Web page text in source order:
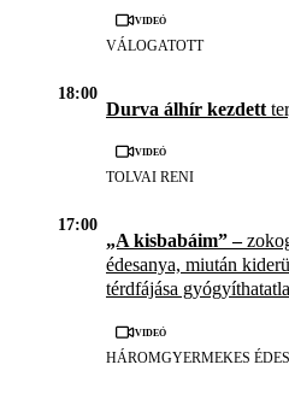
Videó
VÁLOGATOTT
18:00
Durva álhír kezdett
Videó
TOLVAI RENI
17:00
„A kisbabáim” –
édesanya, miután
térdfájása
Videó
HÁROMGYERMEKES